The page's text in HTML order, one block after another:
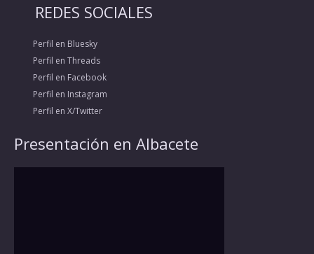
REDES SOCIALES
Perfil en Bluesky
Perfil en Threads
Perfil en Facebook
Perfil en Instagram
Perfil en X/Twitter
Presentación en Albacete